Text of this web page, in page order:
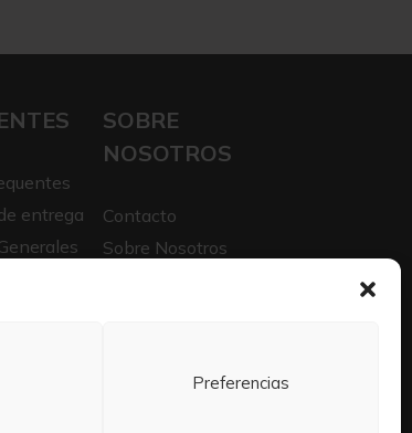
Preferencias
entrega
SOBRE
NOSOTROS
Contacto
Sobre Nosotros